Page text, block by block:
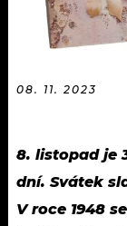
MIX
OSTATNÍ
08. 11. 2023
8. listopad je
dní. Svátek
V roce 1948